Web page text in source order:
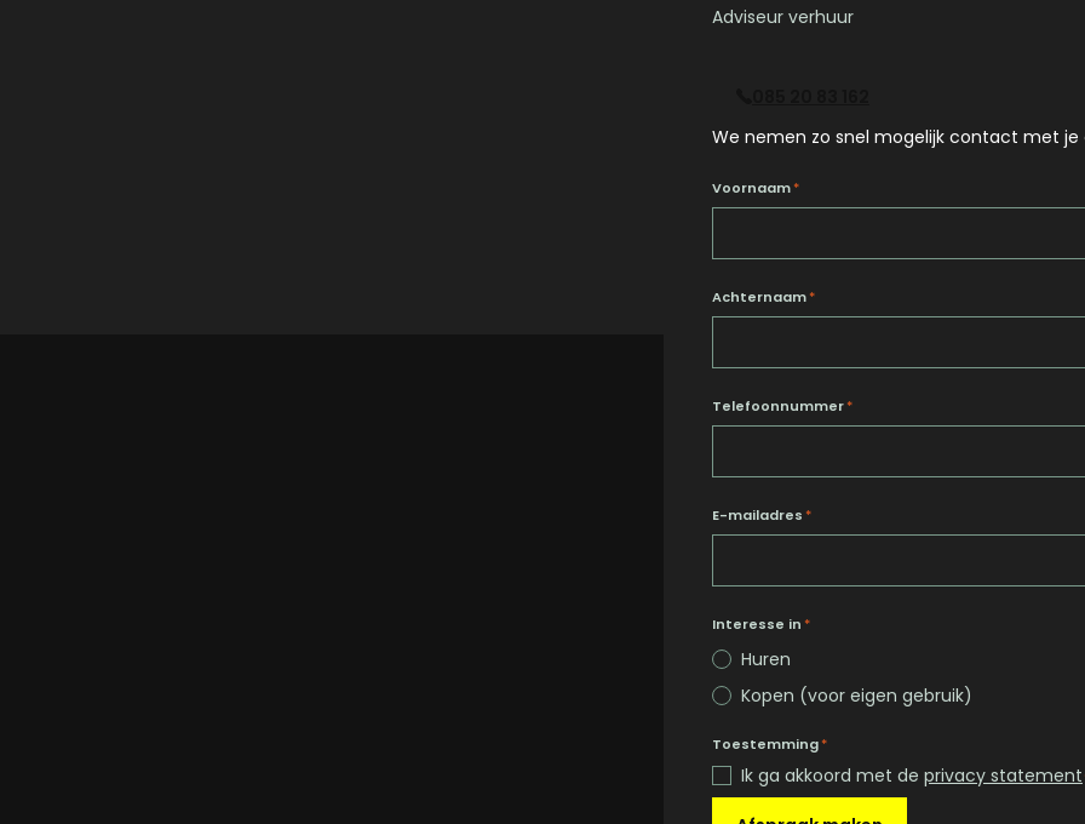
Adviseur verhuur
We nemen zo snel mogelijk contact met je
Voornaam*
Achternaam*
Telefoonnummer*
E-mailadres *
Interesse in *
Huren
Kopen (voor eigen gebruik)
Toestemming*
Ik ga akkoord met de privacy statement